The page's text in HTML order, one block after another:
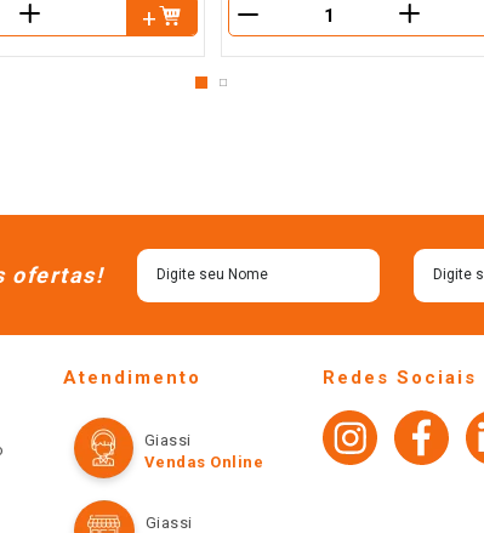
＋
＋
ofertas!
Atendimento
Giassi
Vendas Online
Giassi
Redes Sociais